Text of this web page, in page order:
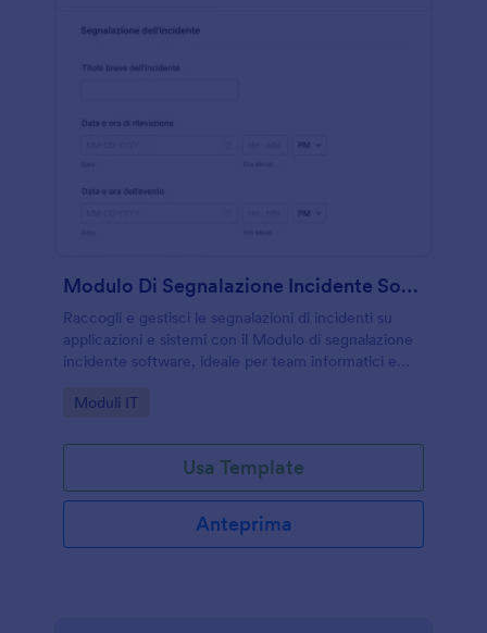
Modulo Di Segnalazione Incidente Software
Raccogli e gestisci le segnalazioni di incidenti su
applicazioni e sistemi con il Modulo di segnalazione
incidente software, ideale per team informatici e
avanzamento e chiusura.
Go to Category:
Moduli IT
Usa Template
Anteprima